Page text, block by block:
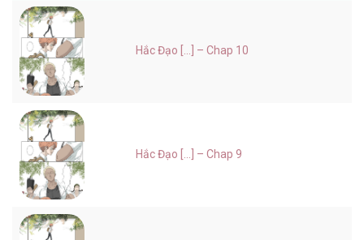
Hắc Đạo [...] – Chap 10
Hắc Đạo [...] – Chap 9